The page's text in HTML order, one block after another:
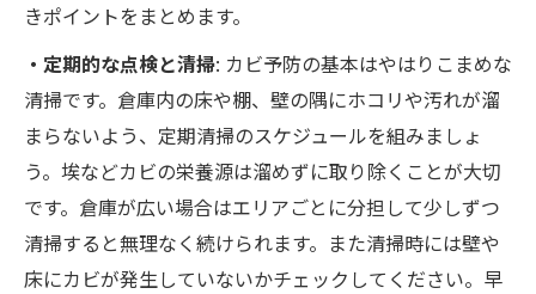
きポイントをまとめます。
・定期的な点検と清掃: カビ予防の基本はやはりこまめな
清掃です。倉庫内の床や棚、壁の隅にホコリや汚れが溜
まらないよう、定期清掃のスケジュールを組みましょ
う。埃などカビの栄養源は溜めずに取り除くことが大切
です。倉庫が広い場合はエリアごとに分担して少しずつ
清掃すると無理なく続けられます。また清掃時には壁や
床にカビが発生していないかチェックしてください。早